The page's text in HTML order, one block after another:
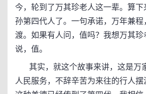
今，轮到了万其珍老人这一辈。算下
孙第四代人了。一句承诺，万年兼
渡。如果有人问，值吗？我想万其珍
说，值。
其实，就这个故事来讲，这是万
人民服务，不辞辛苦为来往的行人摆